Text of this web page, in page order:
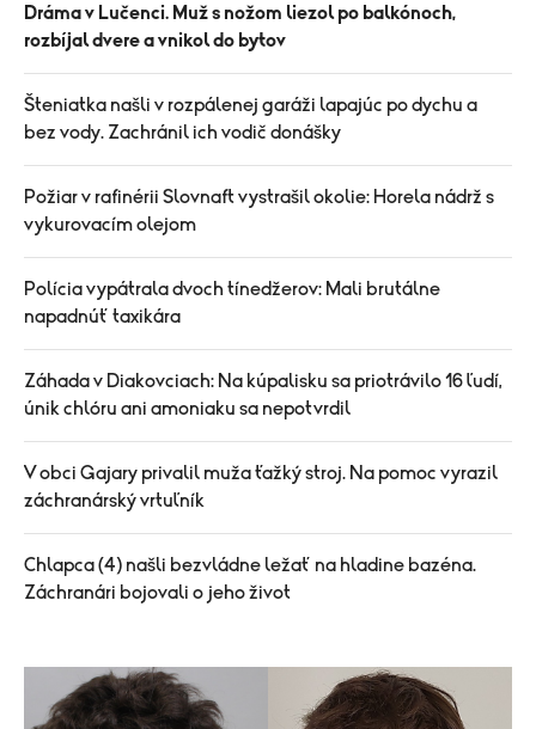
Dráma v Lučenci. Muž s nožom liezol po balkónoch,
rozbíjal dvere a vnikol do bytov
Šteniatka našli v rozpálenej garáži lapajúc po dychu a
bez vody. Zachránil ich vodič donášky
Požiar v rafinérii Slovnaft vystrašil okolie: Horela nádrž s
vykurovacím olejom
Polícia vypátrala dvoch tínedžerov: Mali brutálne
napadnúť taxikára
Záhada v Diakovciach: Na kúpalisku sa priotrávilo 16 ľudí,
únik chlóru ani amoniaku sa nepotvrdil
V obci Gajary privalil muža ťažký stroj. Na pomoc vyrazil
záchranárský vrtuľník
Chlapca (4) našli bezvládne ležať na hladine bazéna.
Záchranári bojovali o jeho život